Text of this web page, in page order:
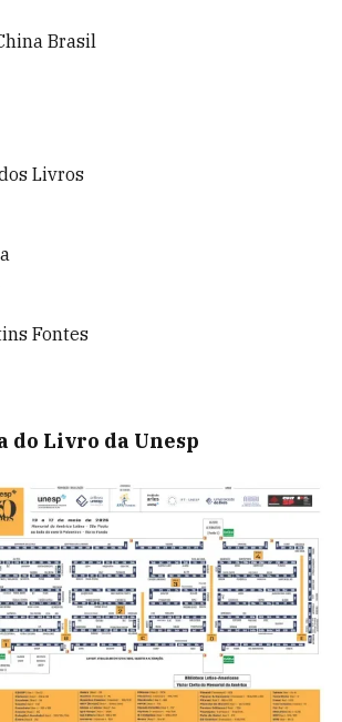
Brasil
Livros
Fontes
do Livro da Unesp